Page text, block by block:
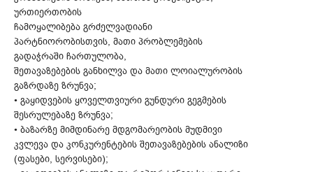
ურთიერთობის
ჩამოყალიბება გრძელვადიანი
პარტნიორობისთვის, მათი პრობლემების
გადაჭრაში ჩართულობა,
შეთავაზებების განხილვა და მათი ლოიალურობის
გაზრდაზე ზრუნვა;
• გაყიდვების ყოველთვიური გუნდური გეგმების
შესრულებაზე ზრუნვა;
• ბაზარზე მიმდინარე მდგომარეობის მუდმივი
კვლევა და კონკურენტების შეთავაზებების ანალიზი
(ფასები, სერვისები);